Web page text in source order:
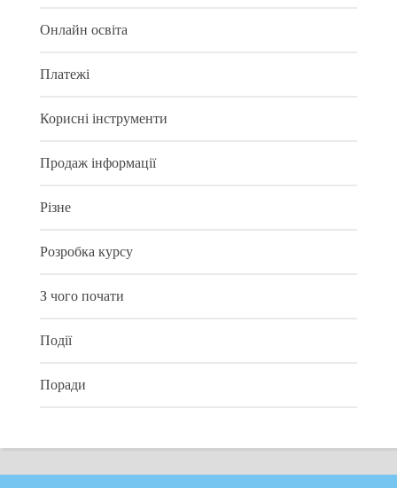
Онлайн освіта
Платежі
Корисні інструменти
Продаж інформації
Різне
Розробка курсу
З чого почати
Події
Поради